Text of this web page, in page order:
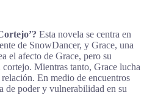
Esta novela se centra en
de SnowDancer, y Grace, una
el afecto de Grace, pero su
Mientras tanto, Grace lucha
En medio de encuentros
de poder y vulnerabilidad en su